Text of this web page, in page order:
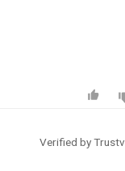
Verified by